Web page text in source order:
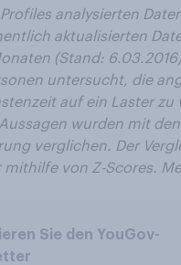
analysierten
aktualisierten
(Stand:
untersucht, die
auf ein Laster zu
wurden mit
verglichen. Der
von Z-Scores.
Sie den YouGov-